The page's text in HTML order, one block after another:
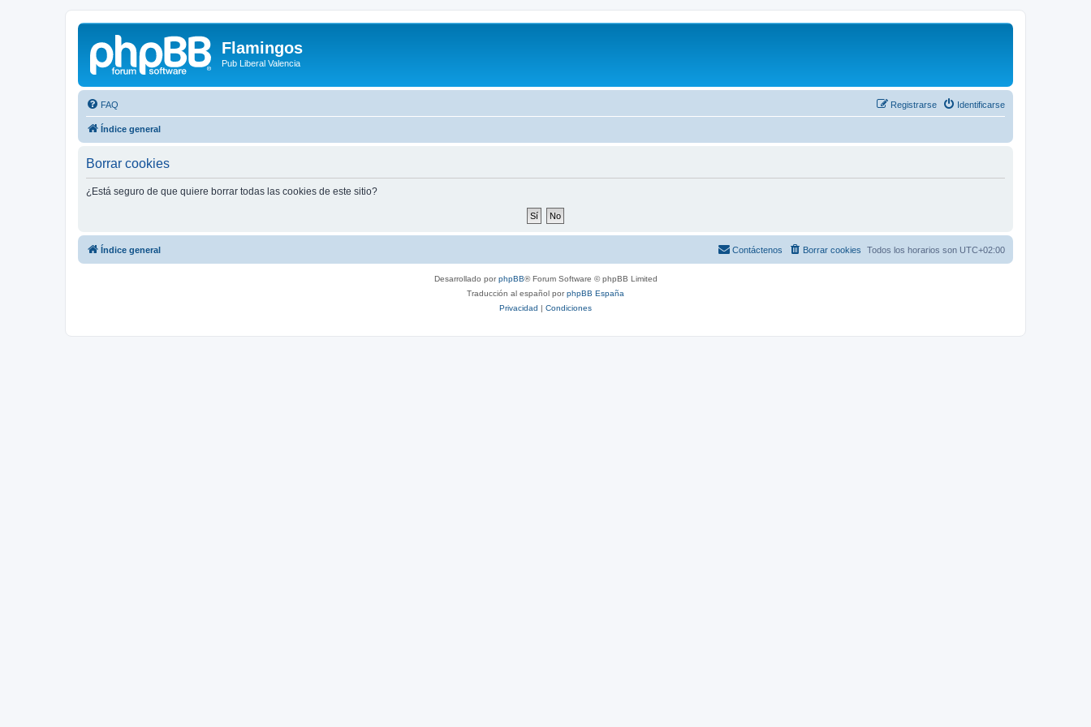
Flamingos
Pub Liberal Valencia
FAQ Identificarse
Registrarse
Índice general
Borrar cookies
¿Está seguro de que quiere borrar todas las cookies de este sitio?
Índice general Todos los horarios son UTC+02:00
Borrar cookies
Contáctenos
Desarrollado porphpBB® Forum Software © phpBB Limited
Traducción al español porphpBB España
Privacidad | Condiciones